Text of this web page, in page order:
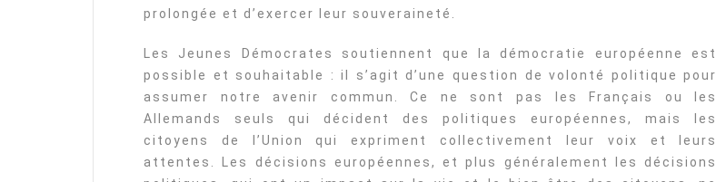
prolongée et d’exercer leur souveraineté.
Les Jeunes Démocrates soutiennent que la démocratie européenne est
possible et souhaitable : il s’agit d’une question de volonté politique pour
assumer notre avenir commun. Ce ne sont pas les Français ou les
Allemands seuls qui décident des politiques européennes, mais les
citoyens de l’Union qui expriment collectivement leur voix et leurs
attentes. Les décisions européennes, et plus généralement les décisions